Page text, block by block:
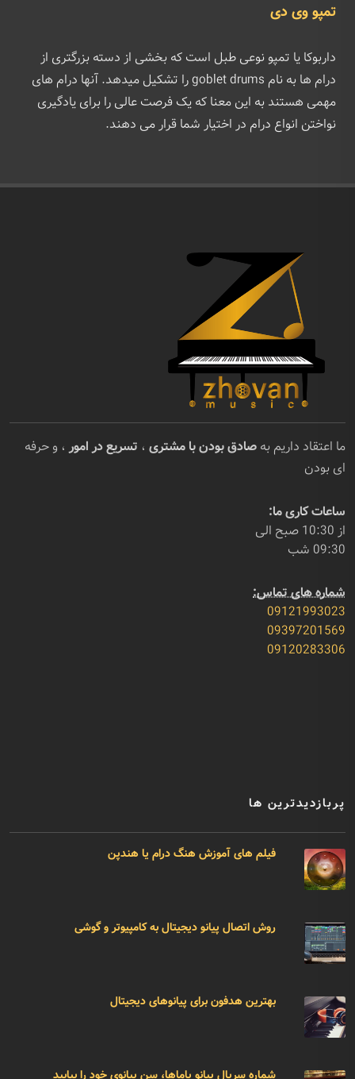
تمپو وی دی
داربوکا یا تمپو نوعی طبل است که بخشی از دسته بزرگتری از
درام ‌ها به نام goblet drums را تشکیل میدهد. آنها درام های
مهمی هستند به این معنا که یک فرصت عالی را برای یادگیری
نواختن انواع درام در اختیار شما قرار می دهند.
ما اعتقاد داریم به صادق بودن با مشتری ، تسریع در امور ، و حرفه
ای بودن
ساعات کاری ما:
از 10:30 صبح الی
09:30 شب
شماره های تماس:
09121993023
09397201569
09120283306
پربازدیدترین ها
فیلم های آموزش هنگ درام یا هندپن
روش اتصال پیانو دیجیتال به کامپیوتر و گوشی
بهترین هدفون برای پیانوهای دیجیتال
شماره سریال پیانو یاماها، سن پیانوی خود را بیابید